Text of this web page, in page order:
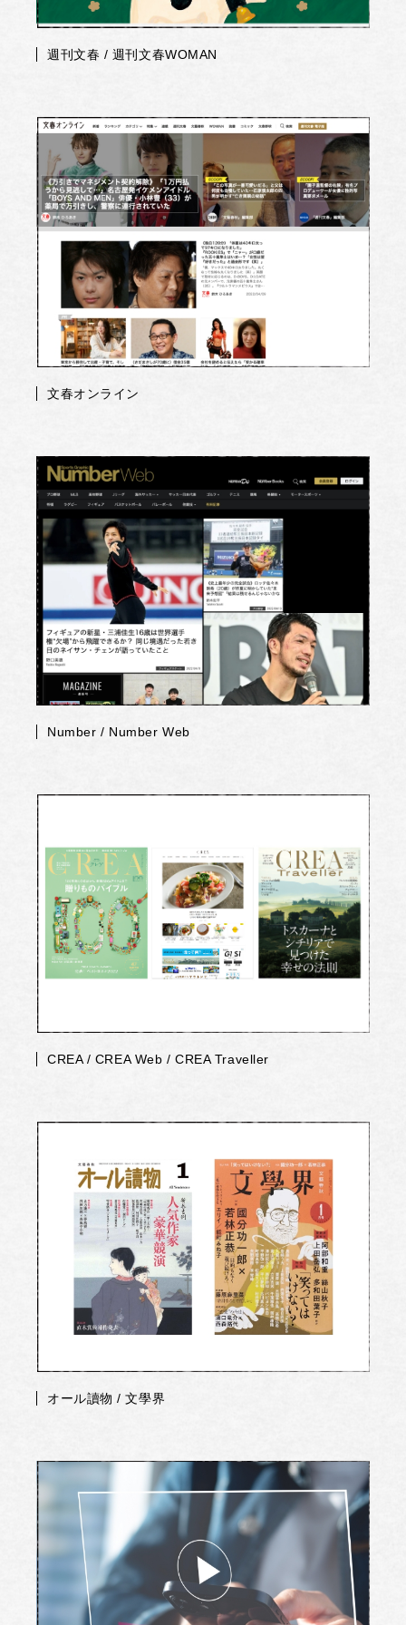
週刊文春 / 週刊文春WOMAN
文春オンライン
Number / Number Web
CREA / CREA Web / CREA Traveller
オール讀物 / 文學界